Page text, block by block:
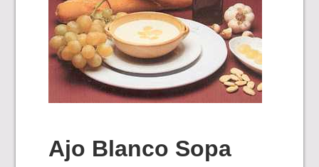
Ajo Blanco Sopa